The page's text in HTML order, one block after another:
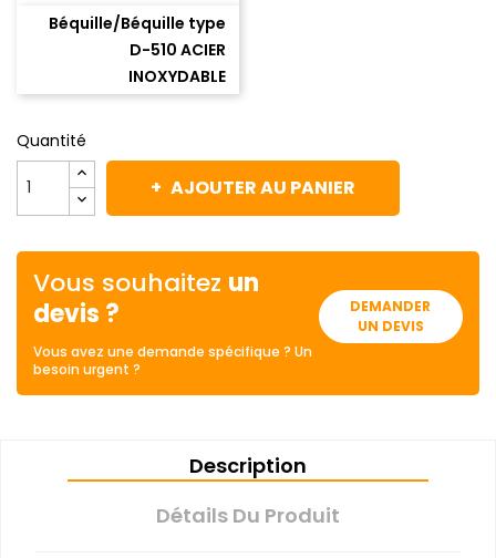
Béquille/Béquille type
D-510 ACIER
INOXYDABLE
Quantité
AJOUTER AU PANIER
Vous souhaitez un
devis ?
Vous avez une demande spécifique ? Un
besoin urgent ?
DEMANDER
UN DEVIS
Description
Détails Du Produit